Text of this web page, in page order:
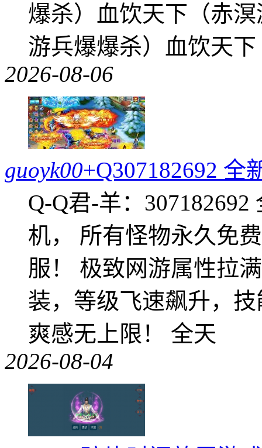
爆杀）血饮天下（赤
游兵爆爆杀）血饮天
2026-08-06
guoyk00+Q307182692
Q-Q君-羊：
机， 所有怪物永久免
服！ 极致网游属性拉
装，等级飞速飙升，
爽感无上限！ 全天
2026-08-04